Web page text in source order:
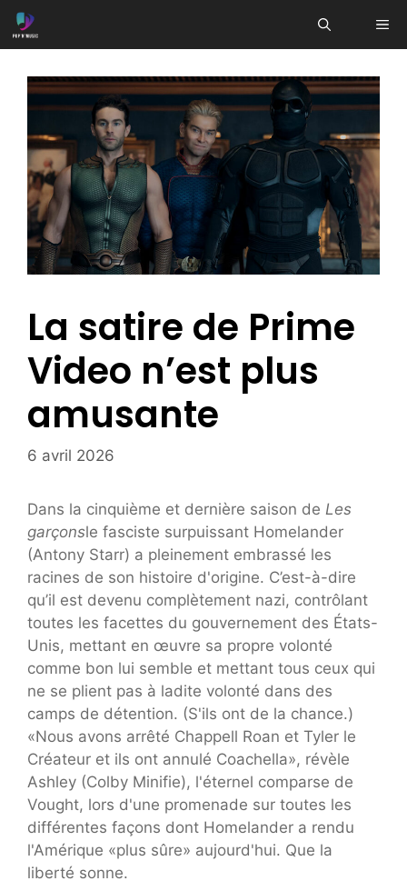
Aller
au
La satire de Prime
Video n’est plus
amusante
6 avril 2026
Dans la cinquième et dernière saison de Les
garçonsle fasciste surpuissant Homelander
(Antony Starr) a pleinement embrassé les
racines de son histoire d'origine. C’est-à-dire
qu’il est devenu complètement nazi, contrôlant
toutes les facettes du gouvernement des États-
Unis, mettant en œuvre sa propre volonté
comme bon lui semble et mettant tous ceux qui
ne se plient pas à ladite volonté dans des
camps de détention. (S'ils ont de la chance.)
«Nous avons arrêté Chappell Roan et Tyler le
Créateur et ils ont annulé Coachella», révèle
Ashley (Colby Minifie), l'éternel comparse de
Vought, lors d'une promenade sur toutes les
différentes façons dont Homelander a rendu
l'Amérique «plus sûre» aujourd'hui. Que la
liberté sonne.